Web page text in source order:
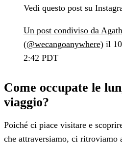
Vedi questo post su
Un post condiviso da
(@wecangoanywhere) il
2:42 PDT
Come occupate le
viaggio?
Poiché ci piace visitare e
che attraversiamo, ci ritroviamo